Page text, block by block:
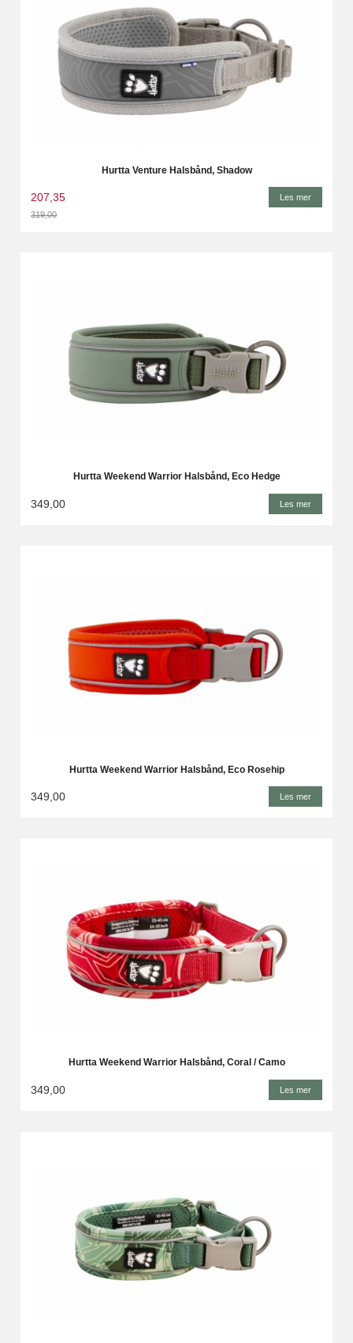
Hurtta Venture Halsbånd, Shadow
207,35
319,00
Les mer
Hurtta Weekend Warrior Halsbånd, Eco Hedge
349,00 Les mer
Hurtta Weekend Warrior Halsbånd, Eco Rosehip
349,00 Les mer
Hurtta Weekend Warrior Halsbånd, Coral / Camo
349,00 Les mer